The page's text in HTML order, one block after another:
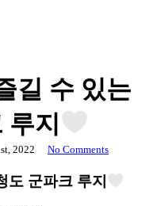
길 수 있는
루지
2022 No Comments
도 군파크 루지